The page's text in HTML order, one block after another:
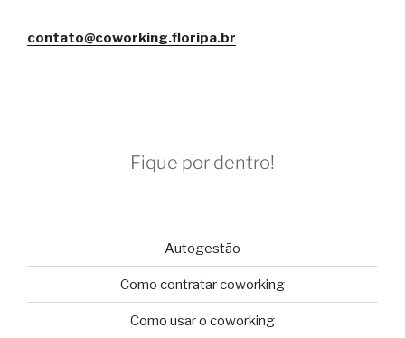
contato@coworking.floripa.br
Fique por dentro!
Autogestão
Como contratar coworking
Como usar o coworking